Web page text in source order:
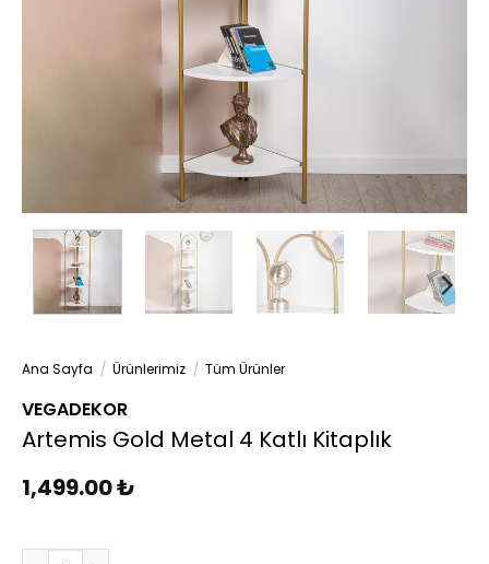
Ana Sayfa / Ürünlerimiz / Tüm Ürünler
VEGADEKOR
Artemis Gold Metal 4 Katlı Kitaplık
1,499.00₺